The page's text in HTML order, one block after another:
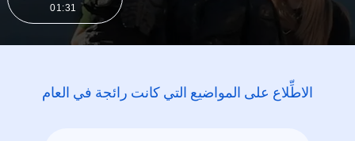
01:31
الاطِّلاع على المواضيع التي كانت رائجة في العام